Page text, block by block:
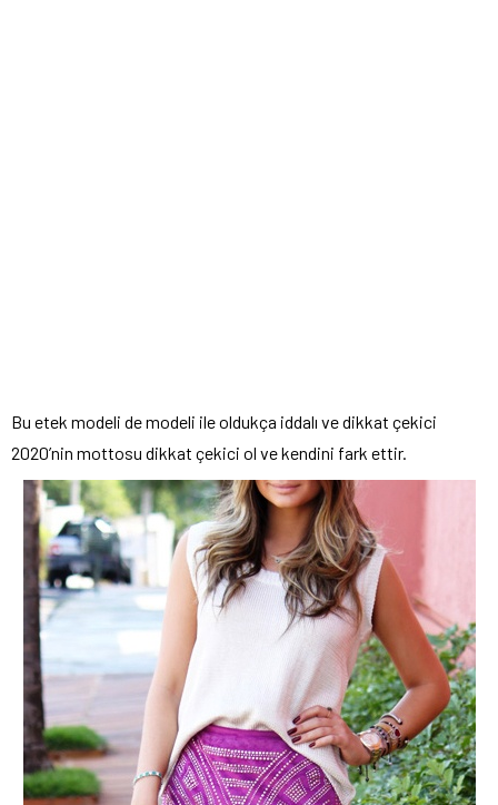
Bu etek modeli de modeli ile oldukça iddalı ve dikkat çekici
2020’nin mottosu dikkat çekici ol ve kendini fark ettir.